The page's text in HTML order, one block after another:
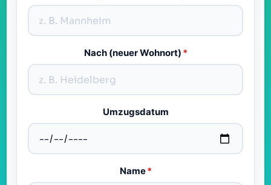
Nach (neuer Wohnort) *
Umzugsdatum
Name*